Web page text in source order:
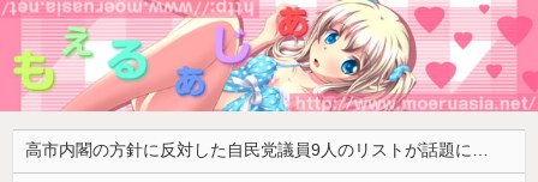
高市内閣の方針に反対した自民党議員9人のリストが話題に、「岩屋はどこへ行った？」との指摘もあるが……